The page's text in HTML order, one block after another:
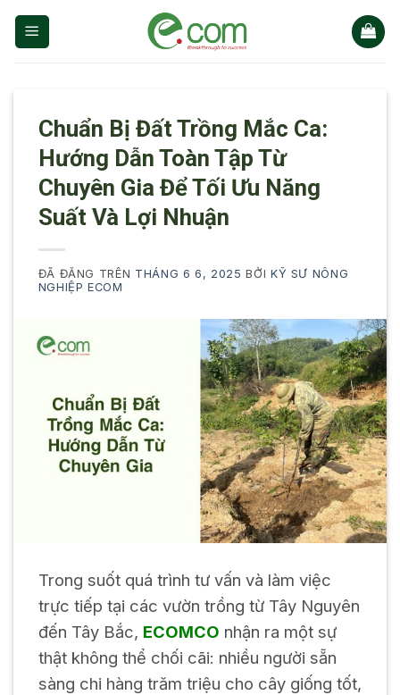
Chuyển
đến
Chuẩn Bị Đất Trồng Mắc Ca:
Hướng Dẫn Toàn Tập Từ
Chuyên Gia Để Tối Ưu Năng
Suất Và Lợi Nhuận
ĐÃ ĐĂNG TRÊN THÁNG 6 6, 2025 BỞI KỸ SƯ NÔNG
NGHIỆP ECOM
Trong suốt quá trình tư vấn và làm việc
trực tiếp tại các vườn trồng từ Tây Nguyên
đến Tây Bắc, ECOMCO nhận ra một sự
thật không thể chối cãi: nhiều người sẵn
sàng chi hàng trăm triệu cho cây giống tốt,